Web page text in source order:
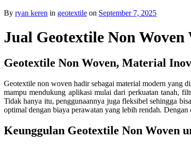
By ryan keren in geotextile on September 7, 2025
Jual Geotextile Non
Geotextile Non Woven, Material
Geotextile non woven hadir sebagai material modern yang
mampu mendukung aplikasi mulai dari perkuatan tanah,
Tidak hanya itu, penggunaannya juga fleksibel sehingga
optimal dengan biaya perawatan yang lebih rendah.
Keunggulan Geotextile Non Woven